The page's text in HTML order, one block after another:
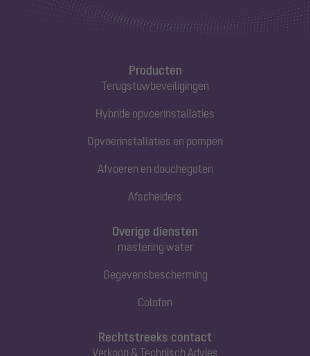
Producten
Terugstuwbeveiligingen
Hybride opvoerinstallaties
Opvoerinstallaties en pompen
Afvoeren en douchegoten
Afscheiders
Rechtstreeks contact
Verkoop & Technisch Advies
Overige diensten
mastering water
Gegevensbescherming
Colofon